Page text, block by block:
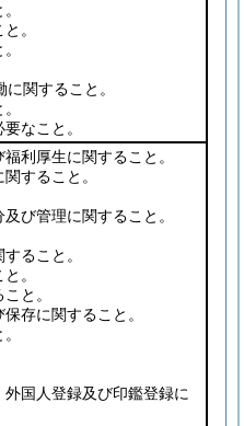
。
関すること。
なこと。
利厚生に関すること。
すること。
び管理に関すること。
ること。
。
と。
存に関すること。
外国人登録及び印鑑登録に